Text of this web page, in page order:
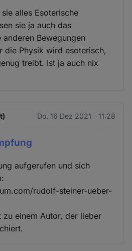
alles Esoterische
sie ja auch das
Bewegungen
die Physik wird esoterisch,
treibt. Ist ja auch nix
Do. 16 Dez 2021 - 11:28
aufgerufen und sich
rudolf-steiner-ueber-
zu einem Autor, der lieber